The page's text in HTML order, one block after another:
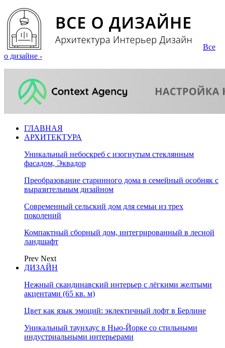
Все
о дизайне -
ГЛАВНАЯ
АРХИТЕКТУРА
Уникальный небоскреб с изогнутым стеклянным
фасадом, Эквадор
Преобразование старинного дома в семейный особняк с
выразительным дизайном
Современный сельский дом для семьи из трех
поколений
Компактный сборный дом, интегрированный в лесной
ландшафт
Prev Next
ДИЗАЙН
Нежный скандинавский интерьер с лёгкими желтыми
акцентами (65 кв. м)
Цвет как язык эмоций: эклектичный лофт в Берлине
Уникальный таунхаус в Нью-Йорке со стильными
индустриальными интерьерами